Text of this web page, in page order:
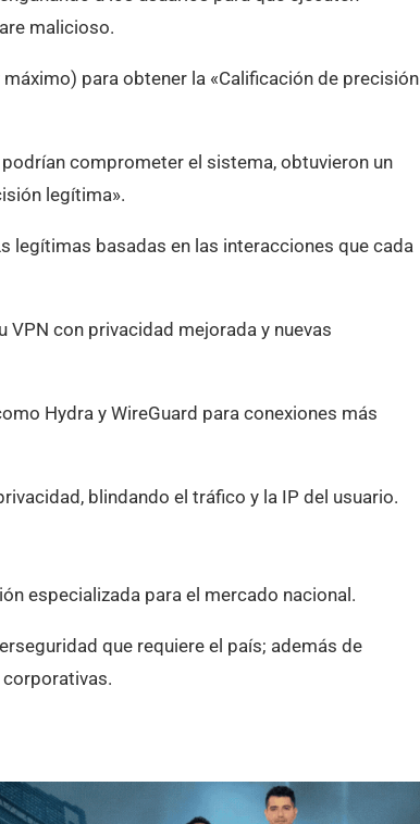
malicioso.
para obtener la «Calificación de precisión
comprometer el sistema, obtuvieron un
legítima».
legítimas basadas en las interacciones que cada
VPN con privacidad mejorada y nuevas
Hydra y WireGuard para conexiones más
blindando el tráfico y la IP del usuario.
especializada para el mercado nacional.
que requiere el país; además de